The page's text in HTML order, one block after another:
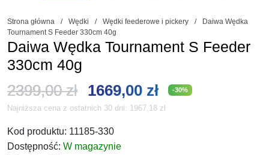
Strona główna / Wędki / Wędki feederowe i pickery /
Daiwa Wędka
Tournament S Feeder 330cm 40g
Daiwa Wędka Tournament S Feeder
330cm 40g
2399,00zł Pierwotna
cena
wynosiła:
1669,00 złAktualna
cena
-30%
Najniższa cena z ostatnich 30 dni: 1967,18 zł
Kod produktu: 11185-330
Dostępność: W magazynie